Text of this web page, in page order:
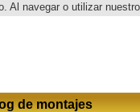
Al navegar o utilizar
de montajes